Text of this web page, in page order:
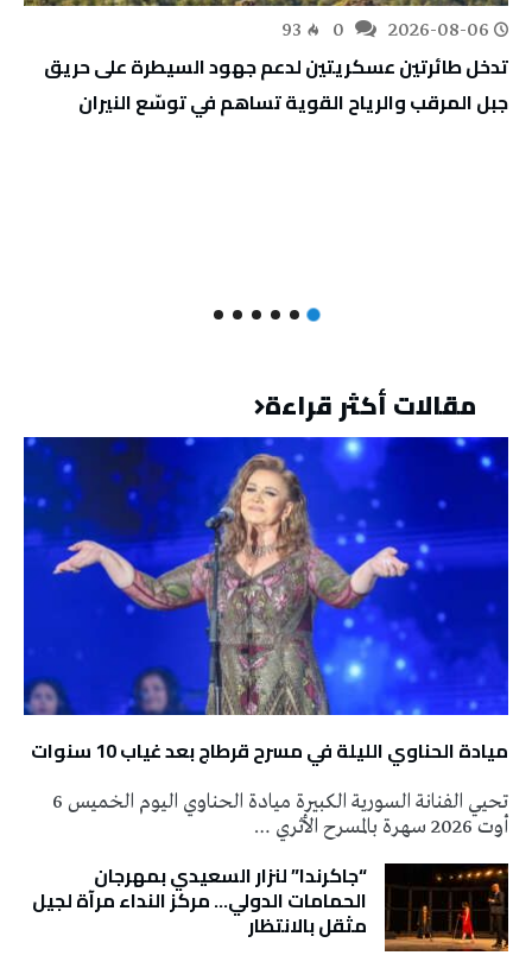
2026-08-06
93
تدخل طائرتين عسكريتين لدعم جهود السيطرة على حريق
جبل المرقب والرياح القوية تساهم في توسّع النيران
مقالات أكثر قراءة
ميادة الحناوي الليلة في مسرح قرطاج بعد غياب 10 سنوات
تحيي الفنانة السورية الكبيرة ميادة الحناوي اليوم الخميس 6
أوت 2026 سهرة بالمسرح الأثري …
“جاكرندا” لنزار السعيدي بمهرجان
الحمامات الدولي… مركز النداء مرآة لجيل
مثقل بالانتظار